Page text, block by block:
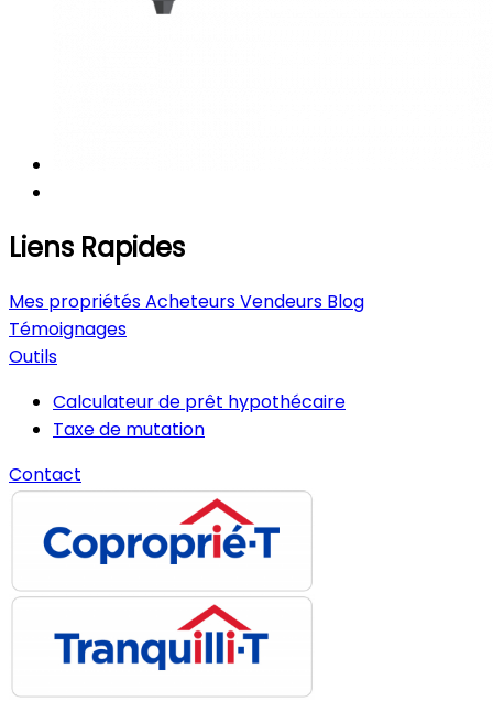
Liens Rapides
Mes propriétésAcheteursVendeurs Blog
Témoignages
Outils
Calculateur de prêt hypothécaire
Taxe de mutation
Contact